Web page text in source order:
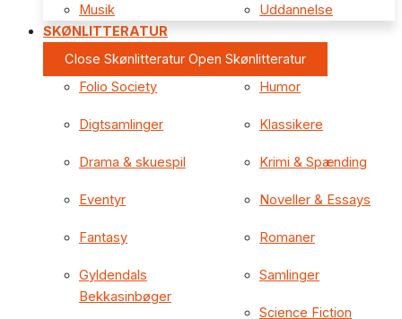
Musik
Uddannelse
SKØNLITTERATUR
Close Skønlitteratur Open Skønlitteratur
Folio Society
Digtsamlinger
Drama & skuespil
Eventyr
Fantasy
Gyldendals
Bekkasinbøger
Humor
Klassikere
Krimi & Spænding
Noveller & Essays
Romaner
Samlinger
Science Fiction